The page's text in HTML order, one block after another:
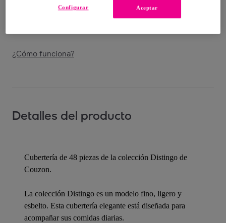
Entrega desde8,98 €
¿Cómo funciona?
Detalles del producto
Cubertería de 48 piezas de la colección Distingo de
Couzon.
La colección Distingo es un modelo fino, ligero y
esbelto. Esta cubertería elegante está diseñada para
acompañar sus comidas diarias.
Aceptar
Configurar